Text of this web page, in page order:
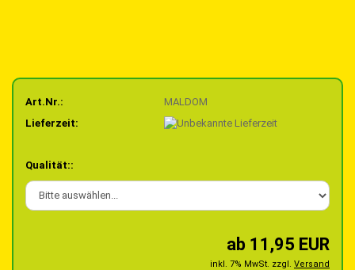
Art.Nr.:
MALDOM
Lieferzeit:
Qualität::
ab 11,95 EUR
inkl. 7% MwSt. zzgl. Versand